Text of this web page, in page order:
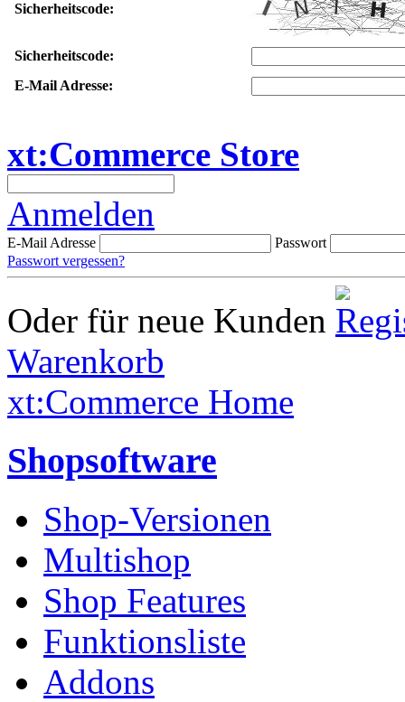
Sicherheitscode:
Sicherheitscode:
E-Mail Adresse:
xt:Commerce Store
Anmelden
E-Mail Adresse
Passwort
Passwort vergessen?
Oder für neue Kunden
Warenkorb
xt:Commerce Home
Shopsoftware
Shop-Versionen
Multishop
Shop Features
Funktionsliste
Addons